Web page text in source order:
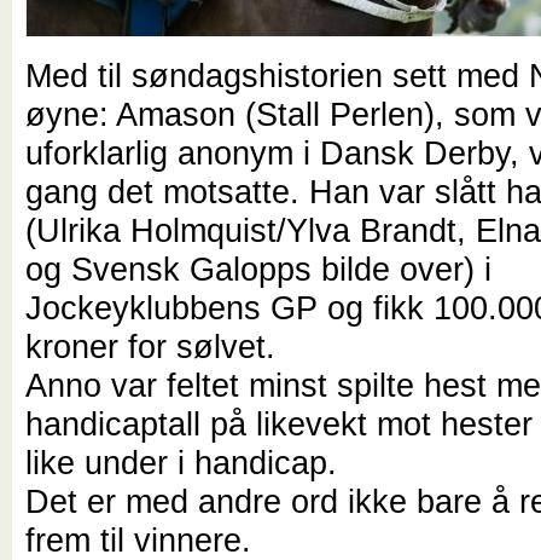
Med til søndagshistorien sett med
øyne: Amason (Stall Perlen), som
uforklarlig anonym i Dansk Derby,
gang det motsatte. Han var slått
(Ulrika Holmquist/Ylva Brandt,
og Svensk Galopps bilde over) i
Jockeyklubbens GP og fikk
kroner for sølvet.
Anno var feltet minst spilte hest
handicaptall på likevekt mot
like under i handicap.
Det er med andre ord ikke bare å
frem til vinnere.